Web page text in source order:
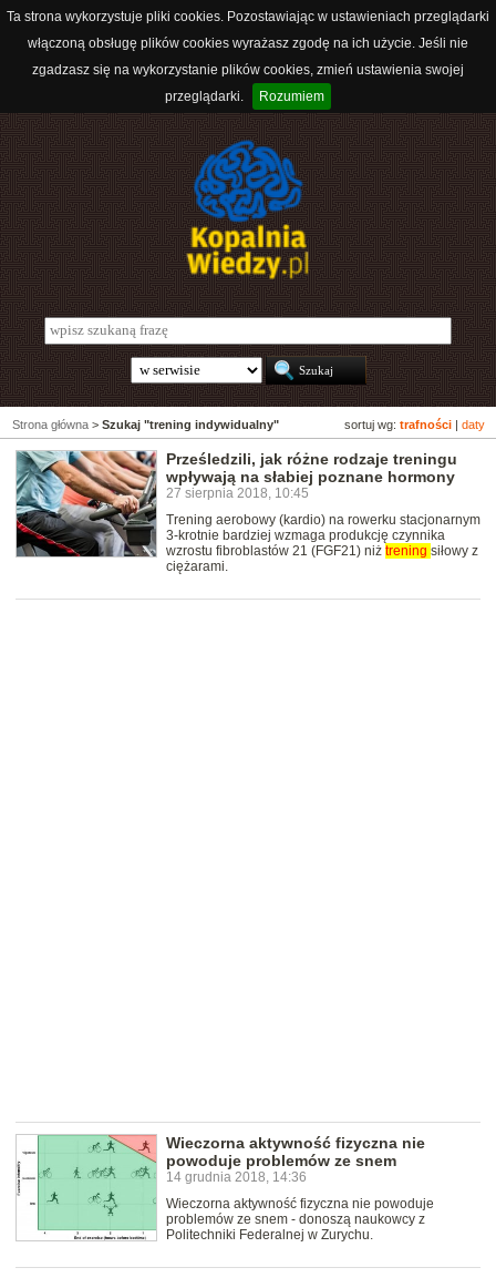
Ta strona wykorzystuje pliki cookies. Pozostawiając w ustawieniach przeglądarki
włączoną obsługę plików cookies wyrażasz zgodę na ich użycie. Jeśli nie
zgadzasz się na wykorzystanie plików cookies, zmień ustawienia swojej
przeglądarki.
Rozumiem
sortuj wg: trafności daty
Strona główna > Szukaj "trening indywidualny"
Prześledzili, jak różne rodzaje treningu
wpływają na słabiej poznane hormony
27 sierpnia 2018, 10:45
Trening aerobowy (kardio) na rowerku stacjonarnym
3-krotnie bardziej wzmaga produkcję czynnika
wzrostu fibroblastów 21 (FGF21) niż trening siłowy z
ciężarami.
Wieczorna aktywność fizyczna nie
powoduje problemów ze snem
14 grudnia 2018, 14:36
Wieczorna aktywność fizyczna nie powoduje
problemów ze snem - donoszą naukowcy z
Politechniki Federalnej w Zurychu.